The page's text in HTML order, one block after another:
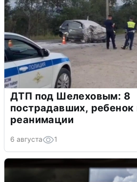
ДТП под Шелеховым: 8
пострадавших, ребенок
реанимации
6 августа 1